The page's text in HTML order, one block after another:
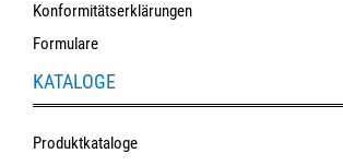
Konformitätserklärungen
Formulare
KATALOGE
Produktkataloge